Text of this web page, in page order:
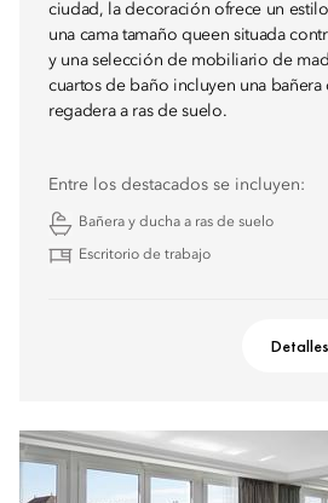
ciudad, la decoración ofrece un
una cama tamaño queen situada
y una selección de mobiliario de
cuartos de baño incluyen una bañera
regadera a ras de suelo.
Entre los destacados se incluyen:
Bañera y ducha a ras de suelo
Escritorio de trabajo
Detalles